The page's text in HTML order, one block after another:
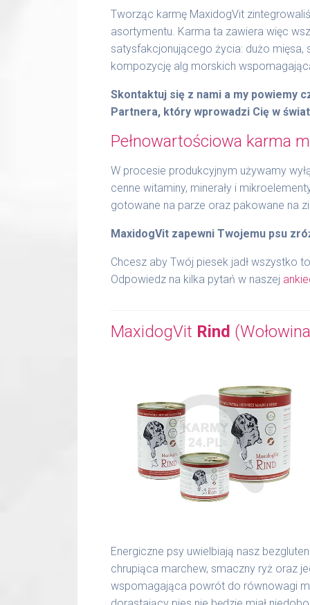
Tworząc karmę MaxidogVit
asortymentu. Karma ta zawiera więc
satysfakcjonującego życia: dużo mięsa,
kompozycję alg morskich
Skontaktuj się z nami a my powiemy
Partnera, który wprowadzi Cię w
Pełnowartościowa karma
W procesie produkcyjnym używamy
cenne witaminy, minerały i
gotowane na parze oraz pakowane na
MaxidogVit zapewni Twojemu psu
Chcesz aby Twój piesek jadł wszystko
Odpowiedz na kilka pytań w naszej
MaxidogVit Rind
Energiczne psy uwielbiają nasz
chrupiąca marchew, smaczny ryż oraz
wspomagająca powrót do równowagi